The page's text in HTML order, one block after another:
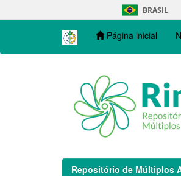
navigation
BRASIL
Página inicial
Repositório de Múltiplos